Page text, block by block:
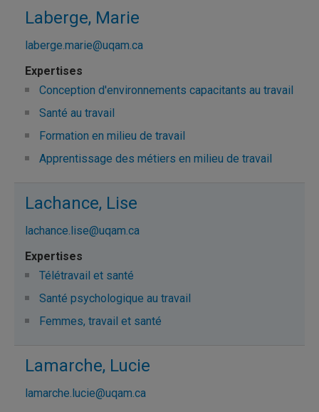
Laberge, Marie
laberge.marie@uqam.ca
Conception d'environnements capacitants au travail
Santé au travail
Formation en milieu de travail
Apprentissage des métiers en milieu de travail
Lachance, Lise
lachance.lise@uqam.ca
Télétravail et santé
Santé psychologique au travail
Femmes, travail et santé
Lamarche, Lucie
lamarche.lucie@uqam.ca